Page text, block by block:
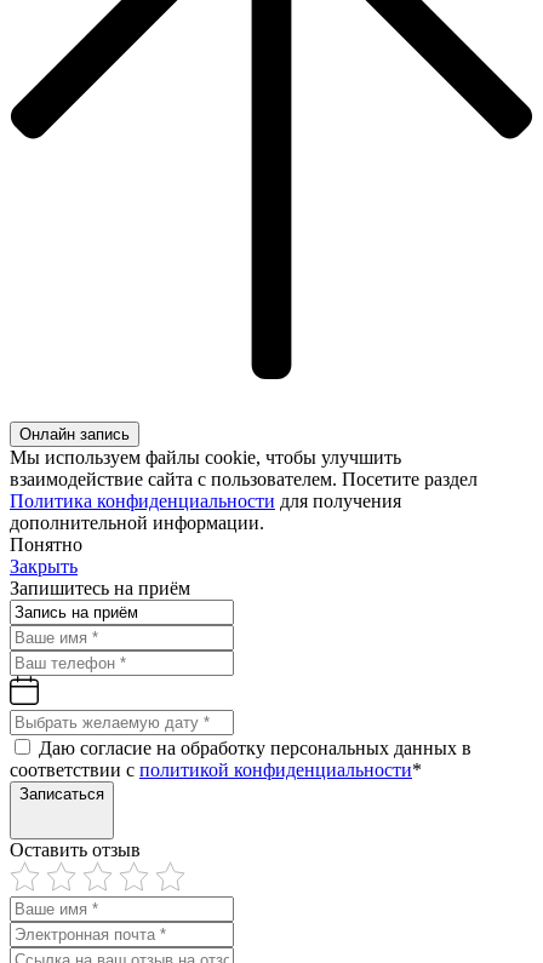
Онлайн запись
Мы используем файлы cookie, чтобы улучшить
взаимодействие сайта с пользователем. Посетите раздел
Политика конфиденциальности для получения
дополнительной информации.
Понятно
Закрыть
Запишитесь на приём
Даю согласие на обработку персональных данных в
соответствии с политикой конфиденциальности*
Записаться
Оставить отзыв